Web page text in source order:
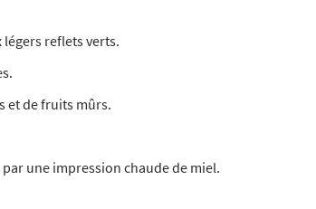
reflets verts.
et de fruits mûrs.
une impression chaude de miel.